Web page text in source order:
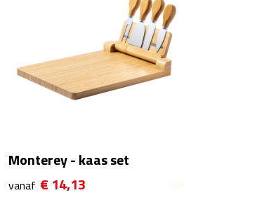
Monterey - kaas set
vanaf € 14,13